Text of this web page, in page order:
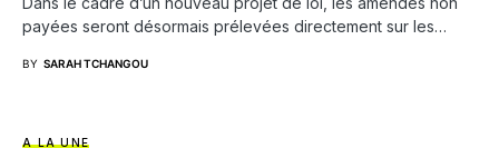
payées seront désormais prélevées directement sur les…
BY SARAH TCHANGOU
A LA UNE